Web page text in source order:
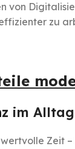
von
zu
im Alltag
Zeit